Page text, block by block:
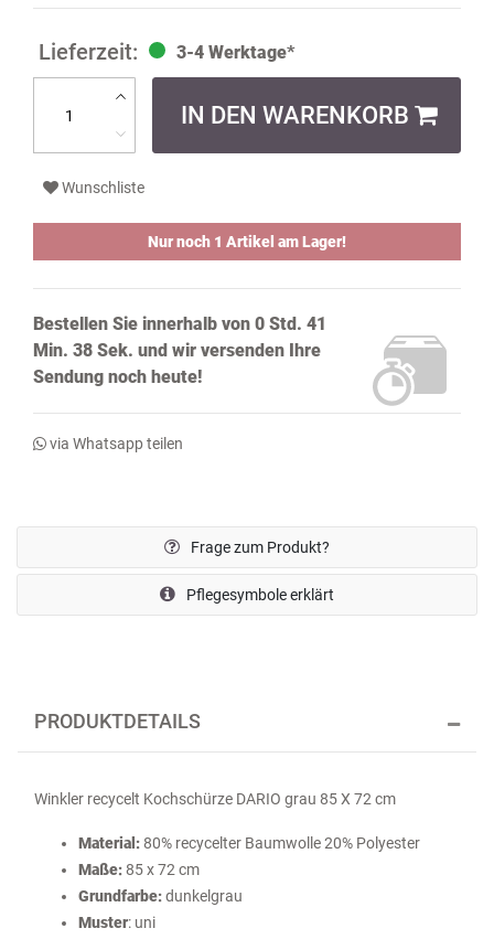
3-4 Werktage*
IN DEN WARENKORB
Wunschliste
Nur noch 1 Artikel am Lager!
Bestellen Sie innerhalb von 0 Std. 41
Min. 38 Sek. und wir versenden Ihre
Sendung noch heute!
via Whatsapp teilen
Frage zum Produkt?
Pflegesymbole erklärt
PRODUKTDETAILS
Winkler recycelt Kochschürze DARIO grau 85 X 72 cm
Material:80% recycelter Baumwolle 20% Polyester
Maße:85 x 72 cm
Grundfarbe:dunkelgrau
Muster: uni